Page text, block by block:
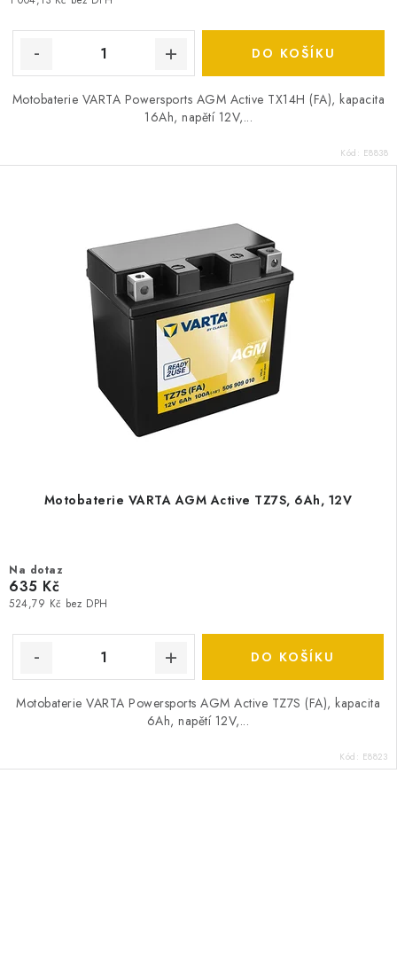
DO KOŠÍKU
Motobaterie VARTA Powersports AGM Active TX14H (FA), kapacita
16Ah, napětí 12V,...
Kód: E8838
Motobaterie VARTA AGM Active TZ7S, 6Ah, 12V
Na dotaz
524,79 Kč bez DPH
635 Kč
DO KOŠÍKU
Motobaterie VARTA Powersports AGM Active TZ7S (FA), kapacita
6Ah, napětí 12V,...
Kód: E8823